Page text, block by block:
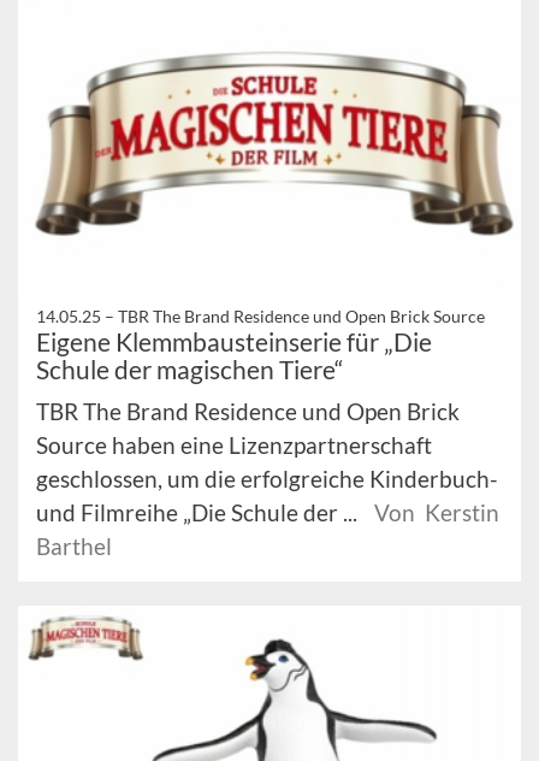
14.05.25 – TBR The Brand Residence und Open Brick Source
Eigene Klemmbausteinserie für „Die
Schule der magischen Tiere“
TBR The Brand Residence und Open Brick
Source haben eine Lizenzpartnerschaft
geschlossen, um die erfolgreiche Kinderbuch-
und Filmreihe „Die Schule der ...
Von Kerstin
Barthel